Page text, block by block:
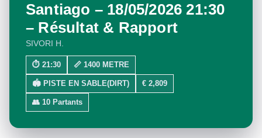
Santiago – 18/05/2026 21:30
– Résultat & Rapport
SIVORI H.
⏱ 21:30 📏 1400 METRE
🏟 PISTE EN SABLE(DIRT) € 2,809
👥 10 Partants